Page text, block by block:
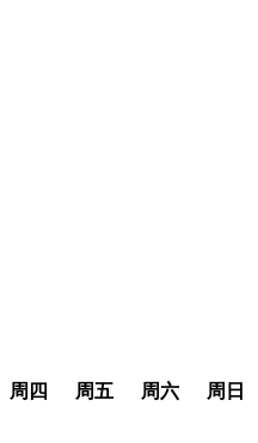
周四 周五 周六
周日